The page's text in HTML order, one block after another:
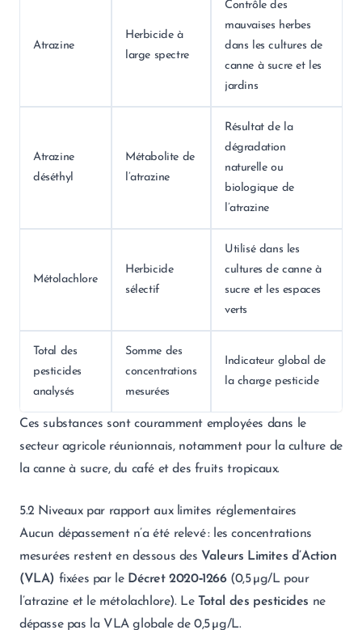
Atrazine
Herbicide à
large spectre
Contrôle des
mauvaises herbes
dans les cultures de
canne à sucre et les
jardins
Atrazine
déséthyl
Métabolite de
l’atrazine
Résultat de la
dégradation
naturelle ou
biologique de
l’atrazine
Métolachlore
Herbicide
sélectif
Utilisé dans les
cultures de canne à
sucre et les espaces
verts
Total des
pesticides
analysés
Somme des
concentrations
mesurées
Indicateur global de
la charge pesticide
Ces substances sont couramment employées dans le
secteur agricole réunionnais, notamment pour la culture de
la canne à sucre, du café et des fruits tropicaux.
5.2 Niveaux par rapport aux limites réglementaires
Aucun dépassement n’a été relevé : les concentrations
mesurées restent en dessous des Valeurs Limites d’Action
(VLA) fixées par le Décret 2020‑1266(0,5 µg/L pour
l’atrazine et le métolachlore). Le Total des pesticides ne
dépasse pas la VLA globale de 0,5 µg/L.